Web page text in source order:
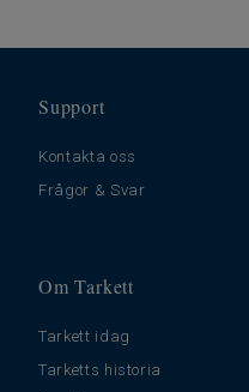
Support
Kontakta oss
Frågor & Svar
Om Tarkett
Tarkett idag
Tarketts historia